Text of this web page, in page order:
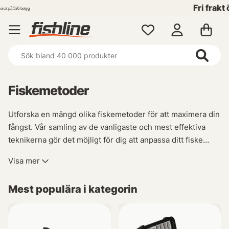
Fiskemetoder
Utforska en mängd olika fiskemetoder för att maximera din
fångst. Vår samling av de vanligaste och mest effektiva
teknikerna gör det möjligt för dig att anpassa ditt fiske
flugfiske, trolling eller ismete har vi allt du behöver för att
och specialiserade metoder såsom havsfiske,
Visa mer
Mest populära i kategorin